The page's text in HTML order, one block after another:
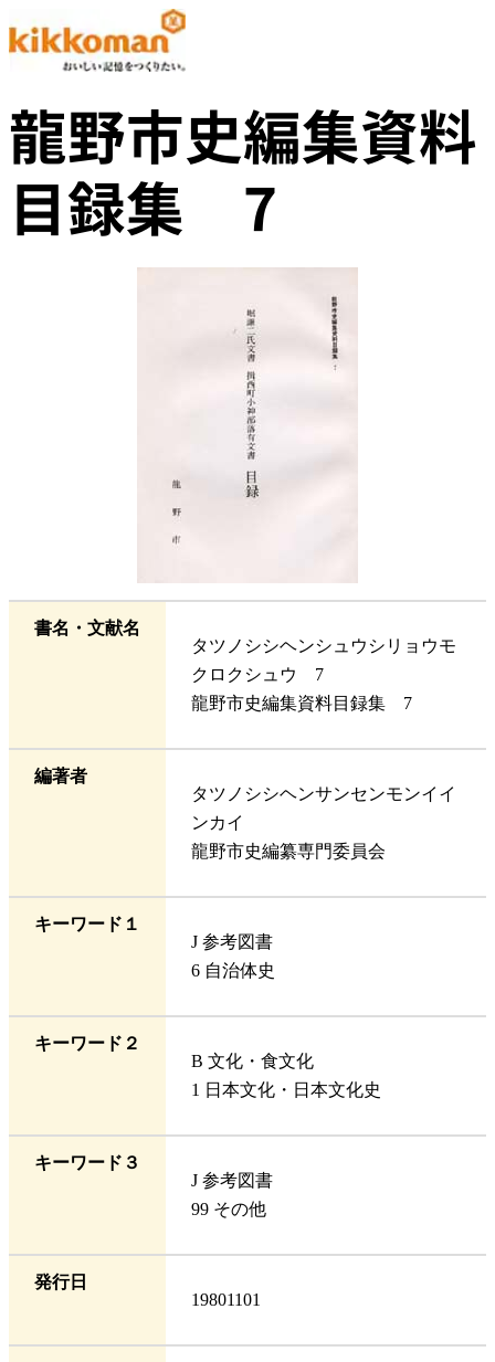
龍野市史編集資料
目録集 7
書名・文献名
タツノシシヘンシュウシリョウモ
クロクシュウ 7
龍野市史編集資料目録集 7
編著者
タツノシシヘンサンセンモンイイ
ンカイ
龍野市史編纂専門委員会
キーワード１
J 参考図書
6 自治体史
キーワード２
B 文化・食文化
1 日本文化・日本文化史
キーワード３
J 参考図書
99 その他
発行日
19801101